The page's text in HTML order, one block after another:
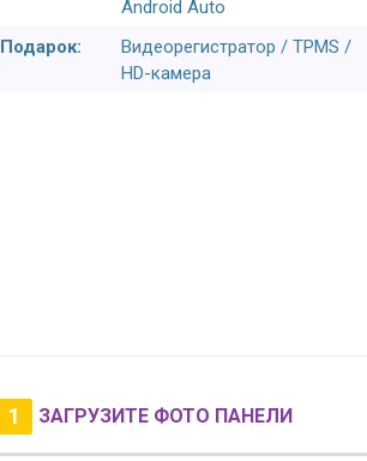
Android Auto
Подарок:
Видеорегистратор / TPMS /
HD-камера
1 ЗАГРУЗИТЕ ФОТО ПАНЕЛИ